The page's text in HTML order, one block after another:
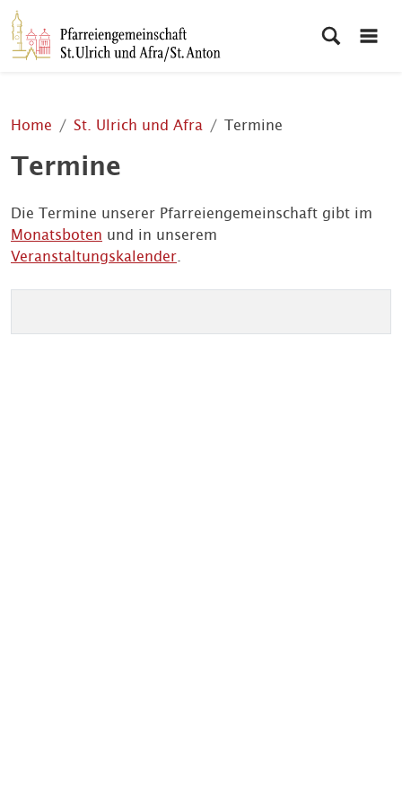
Home St. Ulrich und Afra Termine
Termine
Die Termine unserer Pfarreiengemeinschaft gibt im
Monatsboten und in unserem
Veranstaltungskalender.